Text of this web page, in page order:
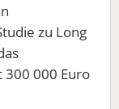
zu Long
000 Euro